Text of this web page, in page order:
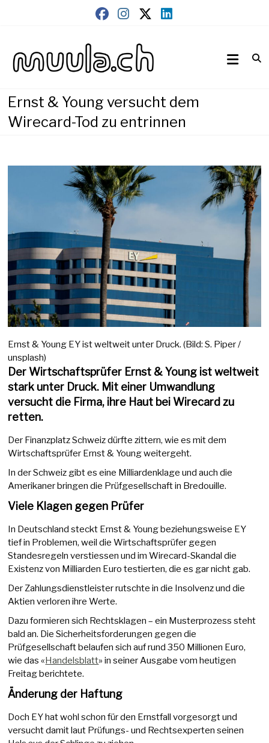
muula.ch
Ernst & Young versucht dem
Wirecard-Tod zu entrinnen
Ernst & Young EY ist weltweit unter Druck. (Bild: S. Piper /
unsplash)
Der Wirtschaftsprüfer Ernst & Young ist weltweit
stark unter Druck. Mit einer Umwandlung
versucht die Firma, ihre Haut bei Wirecard zu
retten.
Der Finanzplatz Schweiz dürfte zittern, wie es mit dem
Wirtschaftsprüfer Ernst & Young weitergeht.
In der Schweiz gibt es eine Milliardenklage und auch die
Amerikaner bringen die Prüfgesellschaft in Bredouille.
Viele Klagen gegen Prüfer
In Deutschland steckt Ernst & Young beziehungsweise EY
tief in Problemen, weil die Wirtschaftsprüfer gegen
Standesregeln verstiessen und im Wirecard-Skandal die
Existenz von Milliarden Euro testierten, die es gar nicht gab.
Der Zahlungsdienstleister rutschte in die Insolvenz und die
Aktien verloren ihre Werte.
Dazu formieren sich Rechtsklagen – ein Musterprozess steht
bald an. Die Sicherheitsforderungen gegen die
Prüfgesellschaft belaufen sich auf rund 350 Millionen Euro,
wie das «Handelsblatt» in seiner Ausgabe vom heutigen
Freitag berichtete.
Änderung der Haftung
Doch EY hat wohl schon für den Ernstfall vorgesorgt und
versucht damit laut Prüfungs- und Rechtsexperten seinen